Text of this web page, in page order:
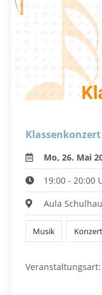
Mo, 26. Mai
19:00 - 20:00
Aula
Musik Konzert
Veranstaltungsart: